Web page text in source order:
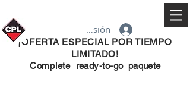
Iniciar sesión
¡OFERTA ESPECIAL POR TIEMPO
LIMITADO!
Complete ready-to-go paquete